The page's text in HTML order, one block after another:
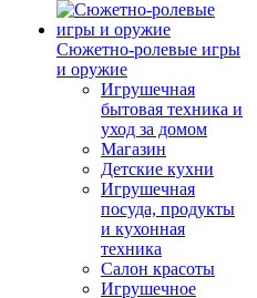
Сюжетно-ролевые игры
и оружие
Игрушечная
бытовая техника и
уход за домом
Магазин
Детские кухни
Игрушечная
посуда, продукты
и кухонная
техника
Салон красоты
Игрушечное